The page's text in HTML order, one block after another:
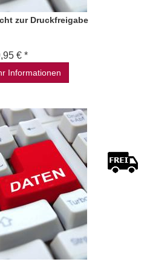
zur Druckfreigabe
€ *
Informationen